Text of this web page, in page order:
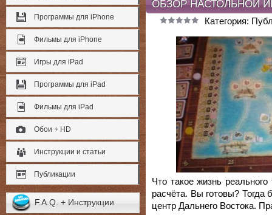
Программы для iPhone
Фильмы для iPhone
Игры для iPad
Программы для iPad
Фильмы для iPad
Обои + HD
Инструкции и статьи
Публикации
F.A.Q. + Инструкции
ОБЗОР НАСТОЛЬНОЙ
Категория:
Что такое жизнь
расчёта. Вы готовы?
центр Дальнего Востока.